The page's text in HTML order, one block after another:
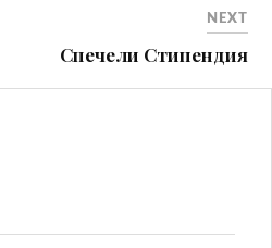
NEXT
Спечели Стипендия